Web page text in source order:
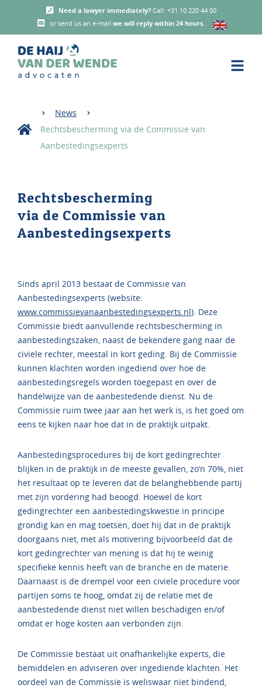
Need a lawyer immediately? Call: +31 10 220 44 00
or send us an e-mail we will reply within 24 hours.
News
Rechtsbescherming via de Commissie van
Aanbestedingsexperts
Rechtsbescherming
via de Commissie van
Aanbestedingsexperts
Sinds april 2013 bestaat de Commissie van
Aanbestedingsexperts (website:
www.commissievanaanbestedingsexperts.nl). Deze
Commissie biedt aanvullende rechtsbescherming in
aanbestedingszaken, naast de bekendere gang naar de
civiele rechter, meestal in kort geding. Bij de Commissie
kunnen klachten worden ingediend over hoe de
aanbestedingsregels worden toegepast en over de
handelwijze van de aanbestedende dienst. Nu de
Commissie ruim twee jaar aan het werk is, is het goed om
eens te kijken naar hoe dat in de praktijk uitpakt.
Aanbestedingsprocedures bij de kort gedingrechter
blijken in de praktijk in de meeste gevallen, zo’n 70%, niet
het resultaat op te leveren dat de belanghebbende partij
met zijn vordering had beoogd. Hoewel de kort
gedingrechter een aanbestedingskwestie in principe
grondig kan en mag toetsen, doet hij dat in de praktijk
doorgaans niet, met als motivering bijvoorbeeld dat de
kort gedingrechter van mening is dat hij te weinig
specifieke kennis heeft van de branche en de materie.
Daarnaast is de drempel voor een civiele procedure voor
partijen soms te hoog, omdat zij de relatie met de
aanbestedende dienst niet willen beschadigen en/of
omdat er hoge kosten aan verbonden zijn.
De Commissie bestaat uit onafhankelijke experts, die
bemiddelen en adviseren over ingediende klachten. Het
oordeel van de Commissie is weliswaar niet bindend,